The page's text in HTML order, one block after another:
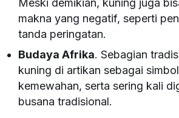
Meski demikian, kuning juga
makna yang negatif, seperti
tanda peringatan.
Budaya Afrika. Sebagian
kuning di artikan sebagai
kemewahan, serta sering kali
busana tradisional.